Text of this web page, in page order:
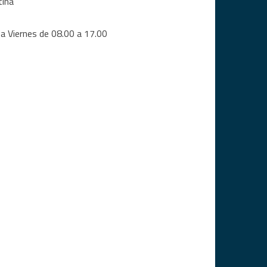
Viernes de 08.00 a 17.00